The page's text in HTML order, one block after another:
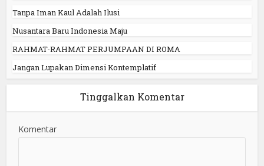
Tanpa Iman Kaul Adalah Ilusi
Nusantara Baru Indonesia Maju
RAHMAT-RAHMAT PERJUMPAAN DI ROMA
Jangan Lupakan Dimensi Kontemplatif
Tinggalkan Komentar
Komentar